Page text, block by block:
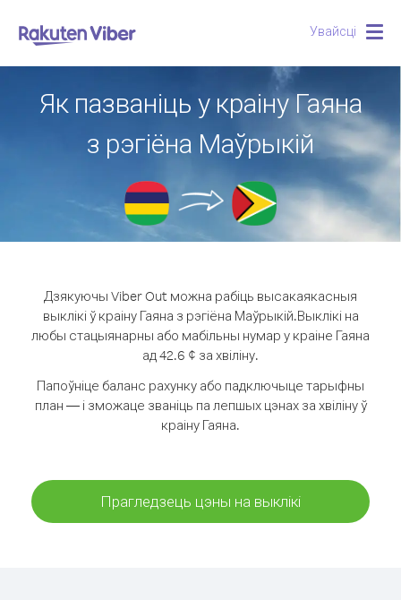
Увайсці
Як пазваніць у краіну Гаяна
з рэгіёна Маўрыкій
Дзякуючы Viber Out можна рабіць высакаякасныя
выклікі ў краіну Гаяна з рэгіёна Маўрыкій.Выклікі на
любы стацыянарны або мабільны нумар у краіне Гаяна
ад 42.6 ¢ за хвіліну.
Папоўніце баланс рахунку або падключыце тарыфны
план — і зможаце званіць па лепшых цэнах за хвіліну ў
краіну Гаяна.
Прагледзець цэны на выклікі